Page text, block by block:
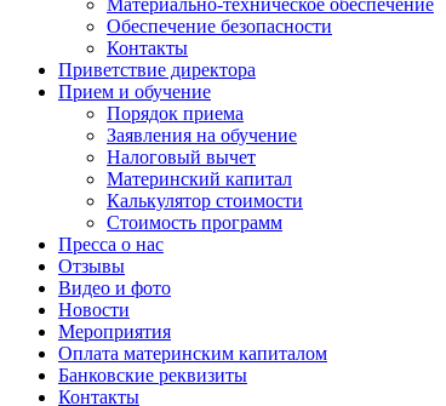
Материально-техническое обеспечение
Обеспечение безопасности
Контакты
Приветствие директора
Прием и обучение
Порядок приема
Заявления на обучение
Налоговый вычет
Материнский капитал
Калькулятор стоимости
Стоимость программ
Пресса о нас
Отзывы
Видео и фото
Новости
Мероприятия
Оплата материнским капиталом
Банковские реквизиты
Контакты